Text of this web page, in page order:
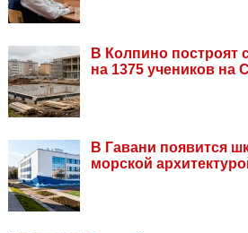
В Колпино
на 1375 учеников на
В Гавани появится
морской